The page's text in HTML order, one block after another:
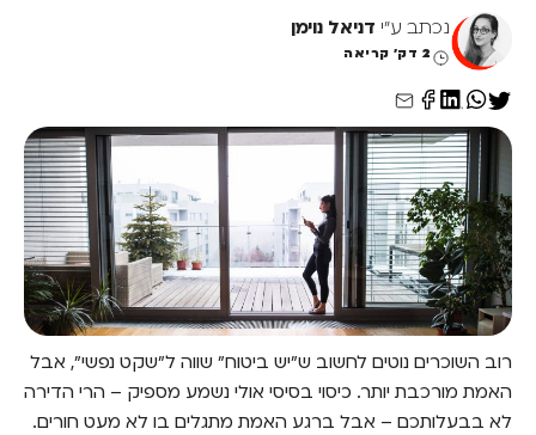
נכתב ע"י דניאל נוימן
2 דק' קריאה
רוב השוכרים נוטים לחשוב ש"יש ביטוח" שווה ל"שקט נפשי", אבל
האמת מורכבת יותר. כיסוי בסיסי אולי נשמע מספיק – הרי הדירה
לא בבעלותכם – אבל ברגע האמת מתגלים בו לא מעט חורים.